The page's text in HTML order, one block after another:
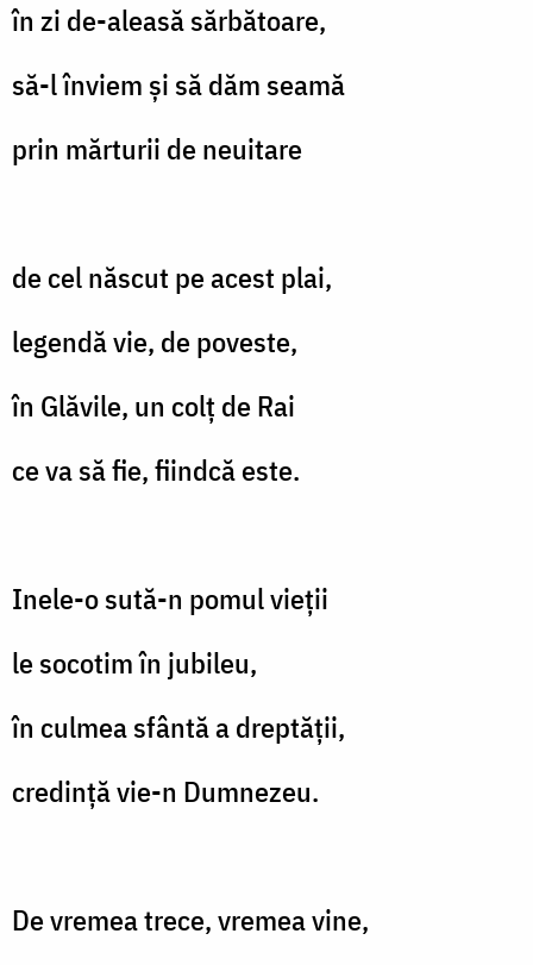
în zi de-aleasă sărbătoare,
să-l înviem și să dăm seamă
prin mărturii de neuitare
de cel născut pe acest plai,
legendă vie, de poveste,
în Glăvile, un colț de Rai
ce va să fie, fiindcă este.
Inele-o sută-n pomul vieții
le socotim în jubileu,
în culmea sfântă a dreptății,
credință vie-n Dumnezeu.
De vremea trece, vremea vine,